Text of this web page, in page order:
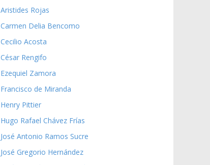
Aristides Rojas
Carmen Delia Bencomo
Cecilio Acosta
César Rengifo
Ezequiel Zamora
Francisco de Miranda
Henry Pittier
Hugo Rafael Chávez Frías
José Antonio Ramos Sucre
José Gregorio Hernández